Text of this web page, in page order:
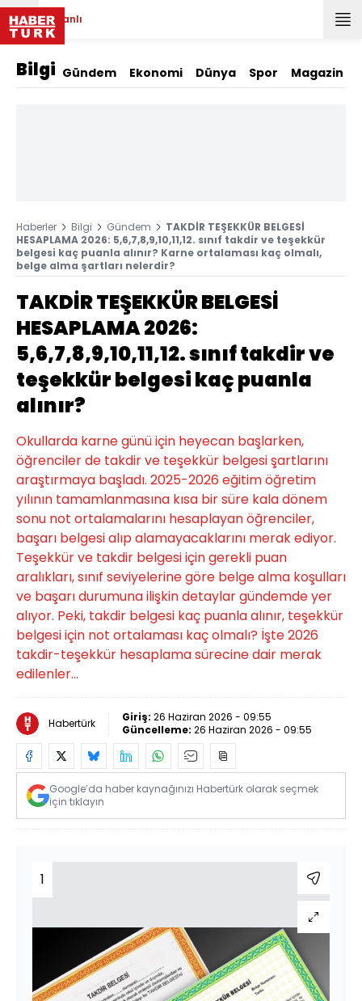
Canlı
Bilgi Gündem Ekonomi Dünya Spor Magazin
Haberler Bilgi Gündem
TAKDİR TEŞEKKÜR BELGESİ
HESAPLAMA 2026: 5,6,7,8,9,10,11,12. sınıf takdir ve teşekkür
belgesi kaç puanla alınır? Karne ortalaması kaç olmalı,
belge alma şartları nelerdir?
TAKDİR TEŞEKKÜR BELGESİ
HESAPLAMA 2026:
5,6,7,8,9,10,11,12. sınıf takdir ve
teşekkür belgesi kaç puanla
alınır?
Okullarda karne günü için heyecan başlarken,
öğrenciler de takdir ve teşekkür belgesi şartlarını
araştırmaya başladı. 2025-2026 eğitim öğretim
yılının tamamlanmasına kısa bir süre kala dönem
sonu not ortalamalarını hesaplayan öğrenciler,
başarı belgesi alıp alamayacaklarını merak ediyor.
Teşekkür ve takdir belgesi için gerekli puan
aralıkları, sınıf seviyelerine göre belge alma koşulları
ve başarı durumuna ilişkin detaylar gündemde yer
alıyor. Peki, takdir belgesi kaç puanla alınır, teşekkür
belgesi için not ortalaması kaç olmalı? İşte 2026
takdir-teşekkür hesaplama sürecine dair merak
edilenler...
Habertürk Giriş: 26 Haziran 2026 - 09:55
Güncelleme: 26 Haziran 2026 - 09:55
Google’da haber kaynağınızı Habertürk olarak seçmek
için tıklayın
1